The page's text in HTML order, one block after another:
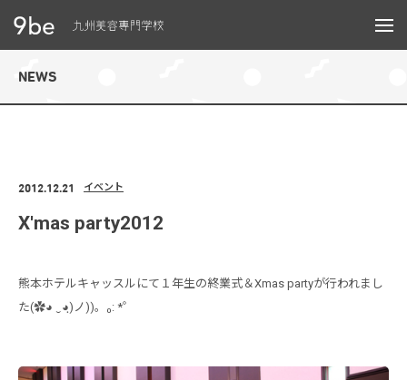
NEWS
2012.12.21 イベント
X'mas party2012
熊本ホテルキャッスルにて１年生の終業式＆Xmas partyが行われまし
た(✿◕ ‿◕ฺ)ノ))。₀: *゜